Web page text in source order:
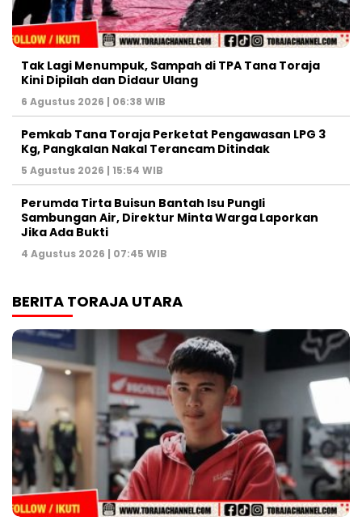
Tak Lagi Menumpuk, Sampah di TPA Tana Toraja
Kini Dipilah dan Didaur Ulang
6 Agustus 2026 | 06:38 WIB
Pemkab Tana Toraja Perketat Pengawasan LPG 3
Kg, Pangkalan Nakal Terancam Ditindak
5 Agustus 2026 | 15:54 WIB
Perumda Tirta Buisun Bantah Isu Pungli
Sambungan Air, Direktur Minta Warga Laporkan
Jika Ada Bukti
4 Agustus 2026 | 07:45 WIB
BERITA TORAJA UTARA